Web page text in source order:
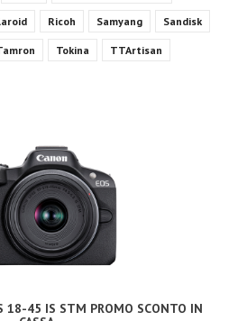
Ricoh Samyang Sandisk
Tokina TTArtisan
18-45 IS STM PROMO SCONTO IN